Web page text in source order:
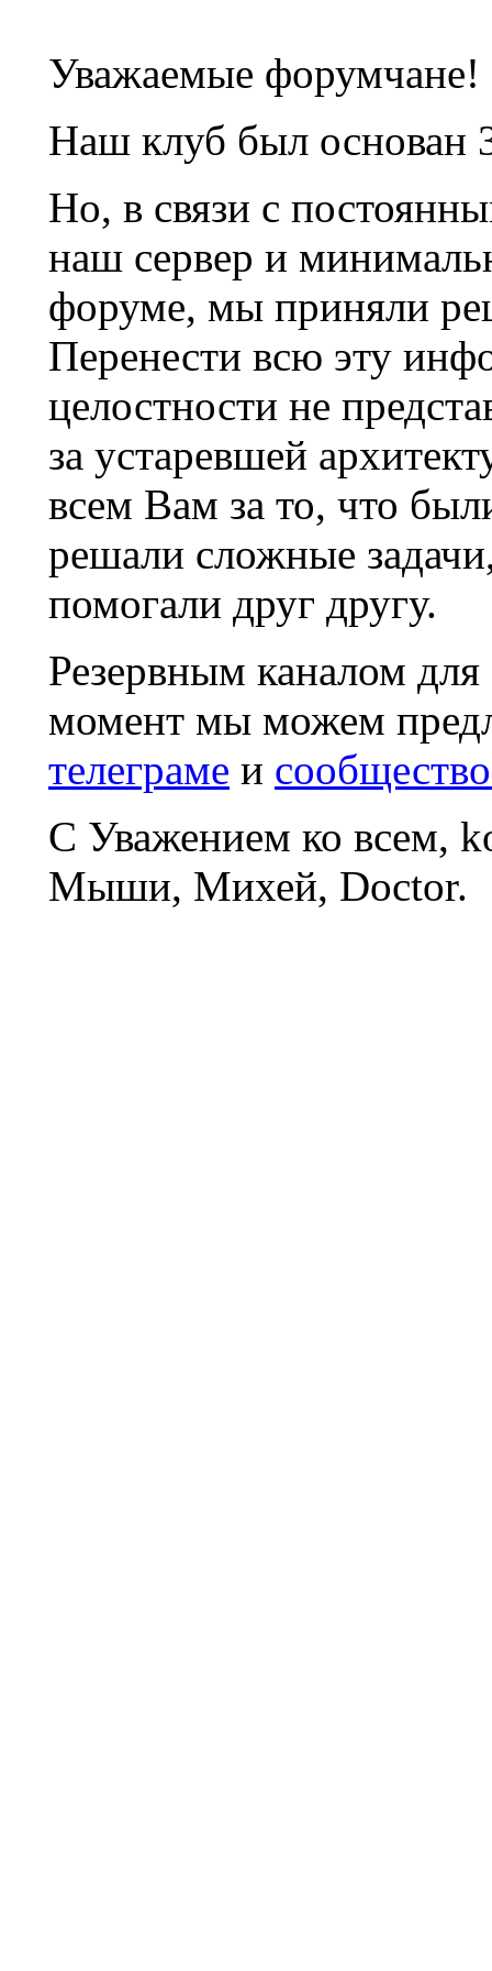
Уважаемые форумчане!
Наш клуб был основан
Но, в связи с
наш сервер и
форуме, мы приняли
Перенести всю эту
целостности не
за устаревшей
всем Вам за то, что
решали сложные
помогали друг другу.
Резервным каналом
момент мы можем
телеграме и
С Уважением ко всем,
Мыши, Михей, Doctor.